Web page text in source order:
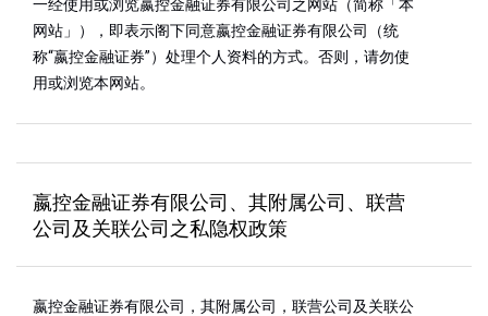
一经使用或浏览嬴控金融证券有限公司之网站（简称「本
网站」），即表示阁下同意嬴控金融证券有限公司（统
称“嬴控金融证券”）处理个人资料的方式。否则，请勿使
用或浏览本网站。
嬴控金融证券有限公司、其附属公司、联营
公司及关联公司之私隐权政策
嬴控金融证券有限公司，其附属公司，联营公司及关联公